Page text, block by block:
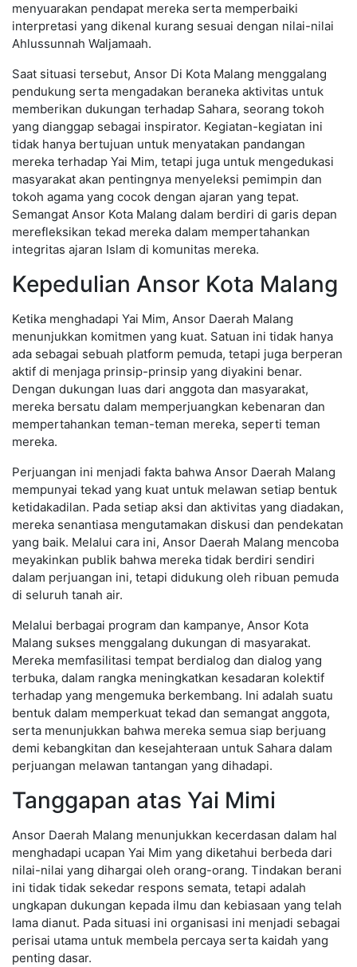
menyuarakan pendapat mereka serta memperbaiki
interpretasi yang dikenal kurang sesuai dengan nilai-nilai
Ahlussunnah Waljamaah.
Saat situasi tersebut, Ansor Di Kota Malang menggalang
pendukung serta mengadakan beraneka aktivitas untuk
memberikan dukungan terhadap Sahara, seorang tokoh
yang dianggap sebagai inspirator. Kegiatan-kegiatan ini
tidak hanya bertujuan untuk menyatakan pandangan
mereka terhadap Yai Mim, tetapi juga untuk mengedukasi
masyarakat akan pentingnya menyeleksi pemimpin dan
tokoh agama yang cocok dengan ajaran yang tepat.
Semangat Ansor Kota Malang dalam berdiri di garis depan
merefleksikan tekad mereka dalam mempertahankan
integritas ajaran Islam di komunitas mereka.
Kepedulian Ansor Kota Malang
Ketika menghadapi Yai Mim, Ansor Daerah Malang
menunjukkan komitmen yang kuat. Satuan ini tidak hanya
ada sebagai sebuah platform pemuda, tetapi juga berperan
aktif di menjaga prinsip-prinsip yang diyakini benar.
Dengan dukungan luas dari anggota dan masyarakat,
mereka bersatu dalam memperjuangkan kebenaran dan
mempertahankan teman-teman mereka, seperti teman
mereka.
Perjuangan ini menjadi fakta bahwa Ansor Daerah Malang
mempunyai tekad yang kuat untuk melawan setiap bentuk
ketidakadilan. Pada setiap aksi dan aktivitas yang diadakan,
mereka senantiasa mengutamakan diskusi dan pendekatan
yang baik. Melalui cara ini, Ansor Daerah Malang mencoba
meyakinkan publik bahwa mereka tidak berdiri sendiri
dalam perjuangan ini, tetapi didukung oleh ribuan pemuda
di seluruh tanah air.
Melalui berbagai program dan kampanye, Ansor Kota
Malang sukses menggalang dukungan di masyarakat.
Mereka memfasilitasi tempat berdialog dan dialog yang
terbuka, dalam rangka meningkatkan kesadaran kolektif
terhadap yang mengemuka berkembang. Ini adalah suatu
bentuk dalam memperkuat tekad dan semangat anggota,
serta menunjukkan bahwa mereka semua siap berjuang
demi kebangkitan dan kesejahteraan untuk Sahara dalam
perjuangan melawan tantangan yang dihadapi.
Tanggapan atas Yai Mimi
Ansor Daerah Malang menunjukkan kecerdasan dalam hal
menghadapi ucapan Yai Mim yang diketahui berbeda dari
nilai-nilai yang dihargai oleh orang-orang. Tindakan berani
ini tidak tidak sekedar respons semata, tetapi adalah
ungkapan dukungan kepada ilmu dan kebiasaan yang telah
lama dianut. Pada situasi ini organisasi ini menjadi sebagai
perisai utama untuk membela percaya serta kaidah yang
penting dasar.